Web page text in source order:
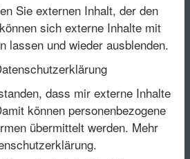
Sie externen Inhalt, der den
sich externe Inhalte mit
lassen und wieder ausblenden.
dass mir externe Inhalte
können personenbezogene
übermittelt werden. Mehr